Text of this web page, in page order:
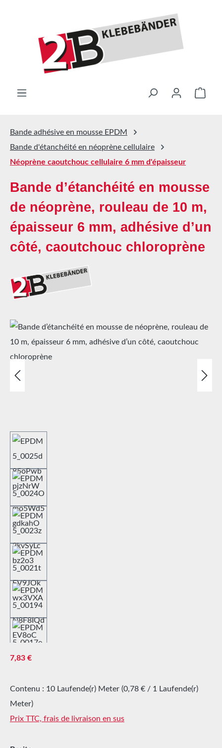
Le
Bande adhésive en mousse EPDM
Bande d'étanchéité en néoprène cellulaire
Néoprène caoutchouc cellulaire 6 mm d'épaisseur
Bande d’étanchéité en mousse
de néoprène, rouleau de 10 m,
épaisseur 6 mm, adhésive d’un
côté, caoutchouc chloroprène
Ignorer la galerie d'images
Prix régulier :
7,83 €
Contenu : 10 Laufende(r) Meter (0,78 € / 1 Laufende(r)
Meter)
Prix TTC, frais de livraison en sus